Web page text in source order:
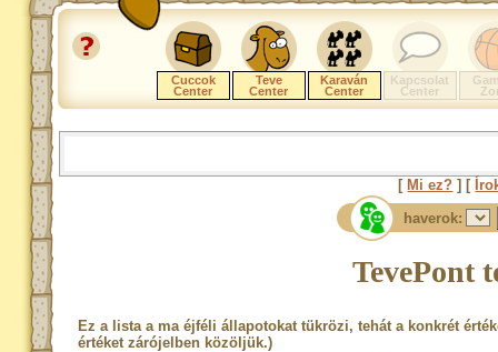
Cuccok
Center
Teve
Center
Karaván
Center
Kapcsolat
Center
[ Mi ez? ] [
haverok:
TevePont
Ez a lista a ma éjféli állapotokat tükrözi, tehát a konkrét
értéket zárójelben közöljük.)